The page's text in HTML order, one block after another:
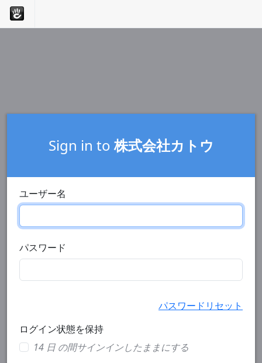
Sign in to 株式会社カトウ
ユーザー名
パスワード
パスワードリセット
ログイン状態を保持
14 日 の間サインインしたままにする